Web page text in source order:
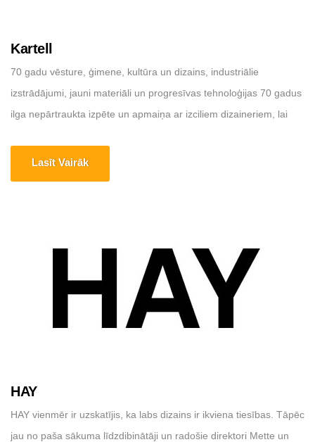
Kartell
70 gadu vēsture, ģimene, kultūra un dizains, industriālie
izstrādājumi, jauni materiāli un progresīvas tehnoloģijas 70 gadus
ilga nepārtraukta izpēte un apmaiņa ar izciliem dizaineriem, lai
tirgū, sadarbība un partnerattiecības, pasākumi un projekti, kas
Lasīt Vairāk
HAY
HAY vienmēr ir uzskatījis, ka labs dizains ir ikviena tiesības. Tāpēc
jau no paša sākuma līdzdibinātāji un radošie direktori Mette un